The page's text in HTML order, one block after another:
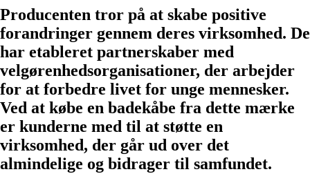
Producenten tror på at skabe positive
forandringer gennem deres virksomhed. De
har etableret partnerskaber med
velgørenhedsorganisationer, der arbejder
for at forbedre livet for unge mennesker.
Ved at købe en badekåbe fra dette mærke
er kunderne med til at støtte en
virksomhed, der går ud over det
almindelige og bidrager til samfundet.